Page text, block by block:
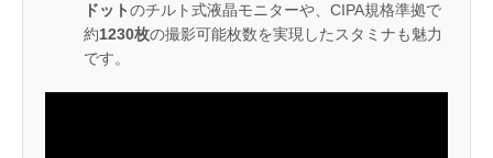
ドットのチルト式液晶モニターや、CIPA規格準拠で
約1230枚の撮影可能枚数を実現したスタミナも魅力
です。